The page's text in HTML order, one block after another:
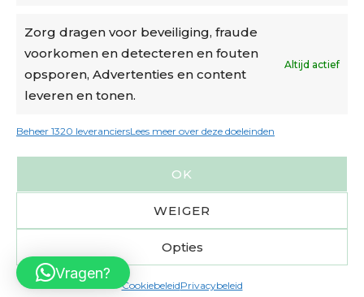
Zorg dragen voor beveiliging, fraude
voorkomen en detecteren en fouten
opsporen, Advertenties en content
leveren en tonen.
Altijd actief
Beheer 1320 leveranciersLees meer over deze doeleinden
OK
WEIGER
Opties
CookiebeleidPrivacybeleid
Verzending
€6,50-€7,50 via Bpost
Vragen?